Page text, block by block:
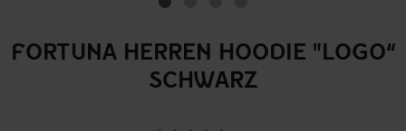
FORTUNA HERREN HOODIE "LOGO“
SCHWARZ